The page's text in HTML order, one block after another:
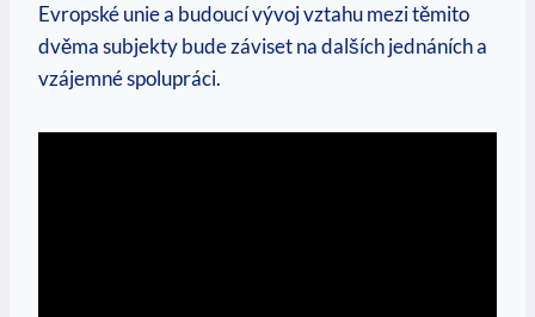
Evropské unie a budoucí vývoj vztahu mezi těmito
dvěma subjekty bude záviset na dalších jednáních a
vzájemné spolupráci.